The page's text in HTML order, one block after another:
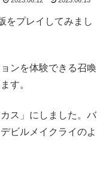
をプレイしてみまし
ンを体験できる召喚
す。
ス」にしました。バ
ビルメイクライのよ